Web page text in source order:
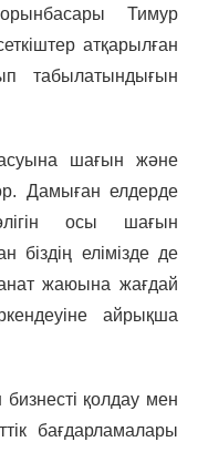
Тимур
атқарылған
табылатындығын
шағын және
Дамыған елдерде
осы шағын
біздің елімізде де
жаюына жағдай
айрықша
бизнесті қолдау мен
бағдарламалары